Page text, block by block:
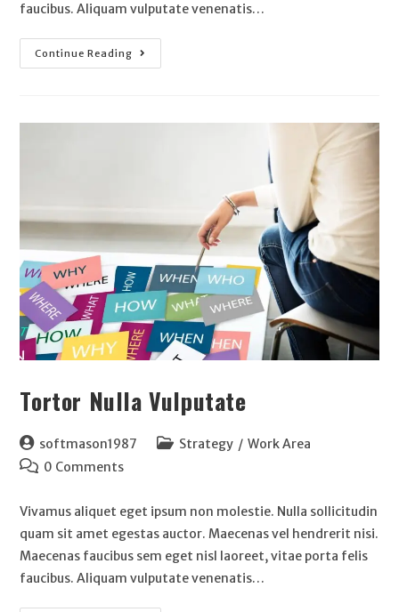
faucibus. Aliquam vulputate venenatis…
Continue Reading
Tortor Nulla Vulputate
softmason1987 Strategy / Work Area
0 Comments
Vivamus aliquet eget ipsum non molestie. Nulla sollicitudin
quam sit amet egestas auctor. Maecenas vel hendrerit nisi.
Maecenas faucibus sem eget nisl laoreet, vitae porta felis
faucibus. Aliquam vulputate venenatis…